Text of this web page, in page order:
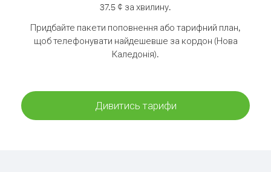
37.5 ¢ за хвилину.
Придбайте пакети поповнення або тарифний план,
щоб телефонувати найдешевше за кордон (Нова
Каледонія).
Дивитись тарифи